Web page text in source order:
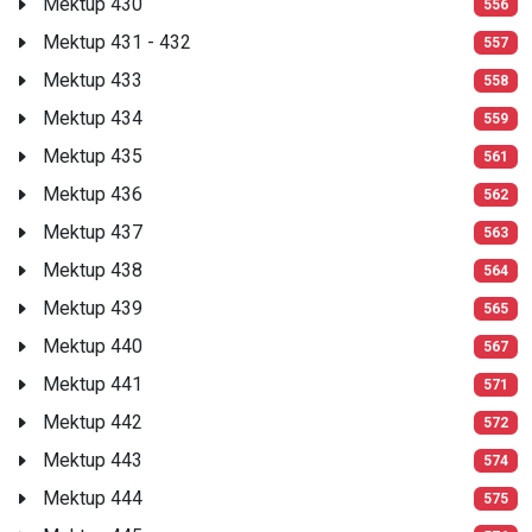
556
Mektup 431 - 432 557
Mektup 433 558
Mektup 434 559
Mektup 435 561
Mektup 436 562
Mektup 437 563
Mektup 438 564
Mektup 439 565
Mektup 440 567
Mektup 441 571
Mektup 442 572
Mektup 443 574
Mektup 444 575